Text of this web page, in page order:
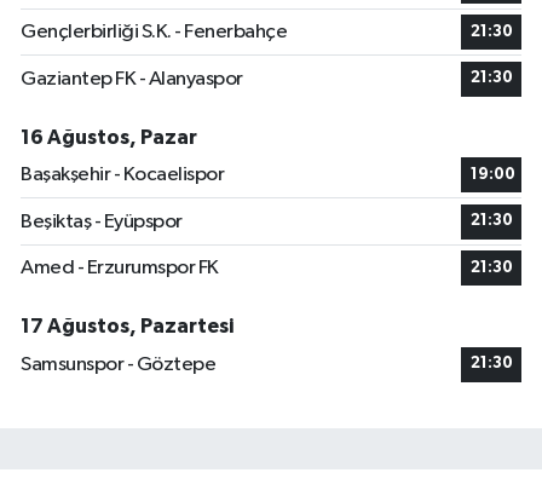
Gençlerbirliği S.K. - Fenerbahçe 21:30
Gaziantep FK - Alanyaspor 21:30
16 Ağustos, Pazar
Başakşehir - Kocaelispor
19:00
Beşiktaş - Eyüpspor 21:30
Amed - Erzurumspor FK 21:30
17 Ağustos, Pazartesi
Samsunspor - Göztepe
21:30